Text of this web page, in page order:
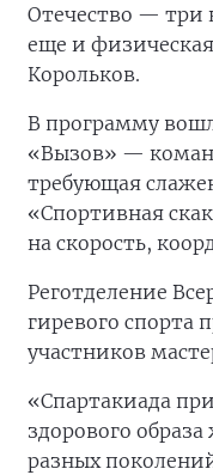
Отечество — три
еще и
Корольков.
В программу
«Вызов» —
требующая
«Спортивная
на скорость,
Реготделение
гиревого спорта
участников
«Спартакиада
здорового
разных